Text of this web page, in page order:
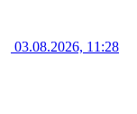
03.08.2026, 11:28